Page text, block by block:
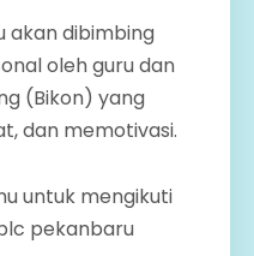
akan dibimbing
oleh guru dan
(Bikon) yang
dan memotivasi.
untuk mengikuti
pekanbaru